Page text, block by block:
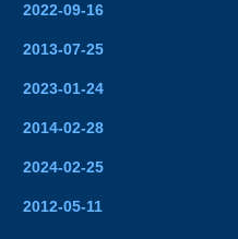
2022-09-16
2013-07-25
2023-01-24
2014-02-28
2024-02-25
2012-05-11